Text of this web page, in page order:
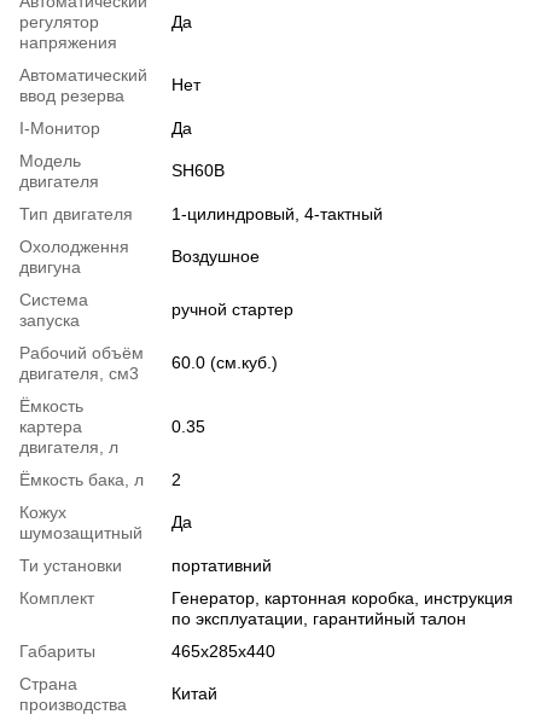
регулятор
напряжения
Да
Автоматический
ввод резерва
Нет
I-Монитор
Да
Модель
двигателя
SH60B
Тип двигателя
1-цилиндровый, 4-тактный
Охолодження
двигуна
Воздушное
Система
запуска
ручной стартер
Рабочий объём
двигателя, см3
60.0 (см.куб.)
Ёмкость
картера
двигателя, л
0.35
Ёмкость бака, л
2
Кожух
шумозащитный
Да
Ти установки
портативний
Комплект
Генератор, картонная коробка, инструкция
по эксплуатации, гарантийный талон
Габариты
465х285х440
Страна
производства
Китай